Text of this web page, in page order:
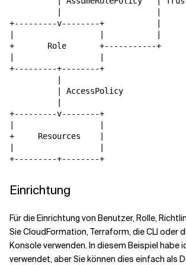
+---------v--------+           |
+       Role       +-----------+
+---------+--------+
          | AccessPolicy
+---------v--------+
+     Resources    |
Einrichtung
Für die Einrichtung von Benutzer, Rolle,
Sie CloudFormation, Terraform, die CLI oder
Konsole verwenden. In diesem Beispiel habe
verwendet, aber Sie können dies einfach als